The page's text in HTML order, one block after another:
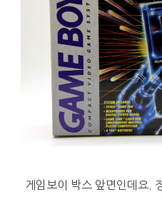
게임보이 박스 앞면인데요.